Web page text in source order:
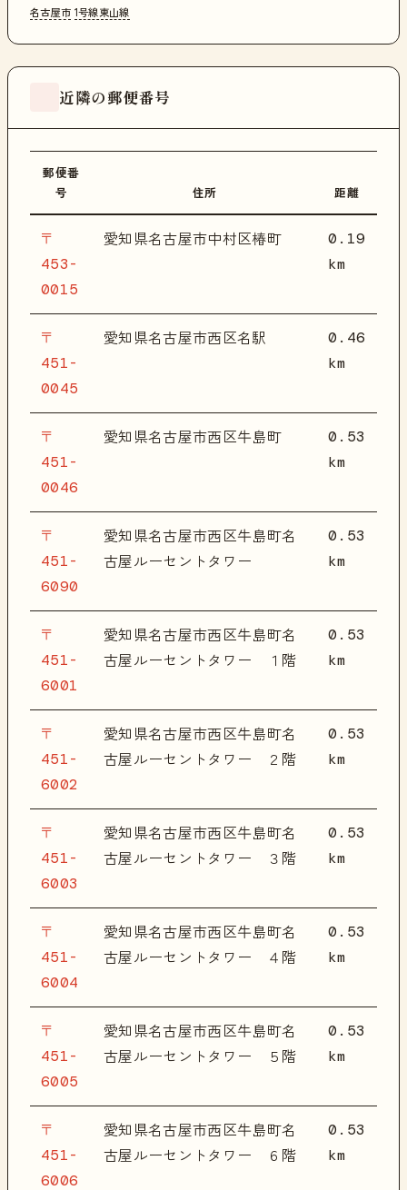
名古屋市 1号線東山線
近隣の郵便番号
郵便番
号
住所 距離
〒
453-
0015
愛知県名古屋市中村区椿町
0.19
km
〒
451-
0045
愛知県名古屋市西区名駅
0.46
km
〒
451-
0046
愛知県名古屋市西区牛島町
0.53
km
〒
451-
6090
愛知県名古屋市西区牛島町名
古屋ルーセントタワー
0.53
km
〒
451-
6001
愛知県名古屋市西区牛島町名
古屋ルーセントタワー １階
0.53
km
〒
451-
6002
愛知県名古屋市西区牛島町名
古屋ルーセントタワー ２階
0.53
km
〒
451-
6003
愛知県名古屋市西区牛島町名
古屋ルーセントタワー ３階
0.53
km
〒
451-
6004
愛知県名古屋市西区牛島町名
古屋ルーセントタワー ４階
0.53
km
〒
451-
6005
愛知県名古屋市西区牛島町名
古屋ルーセントタワー ５階
0.53
km
〒
451-
6006
愛知県名古屋市西区牛島町名
古屋ルーセントタワー ６階
0.53
km